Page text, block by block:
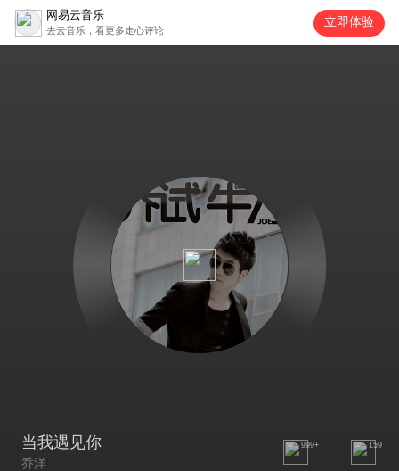
网易云音乐
去云音乐，看更多走心评论
立即体验
当我遇见你
乔洋
999+ 159